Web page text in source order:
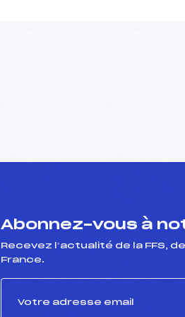
Abonnez-vous à
Recevez l’actualité de la FFS,
France.